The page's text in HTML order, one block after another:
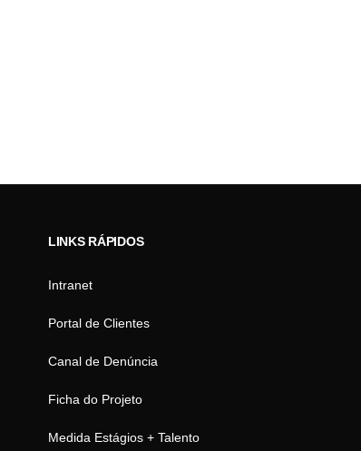
LINKS RÁPIDOS
Intranet
Portal de Clientes
Canal de Denúncia
Ficha do Projeto
Medida Estágios + Talento